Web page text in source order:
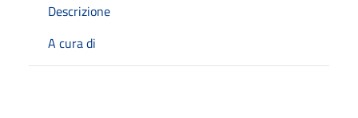
Descrizione
A cura di